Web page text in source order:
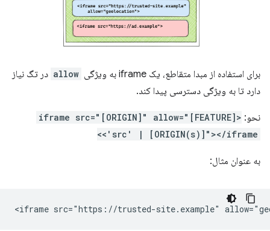
برای استفاده از مبدا متقاطع، یک iframe به ویژگی allow در تگ نیاز
دارد تا به ویژگی دسترسی پیدا کند.
نحو:
<iframe src="[ORIGIN]" allow="[FEATURE]
<'src' | [ORIGIN(s)]"></iframe>
به عنوان مثال: